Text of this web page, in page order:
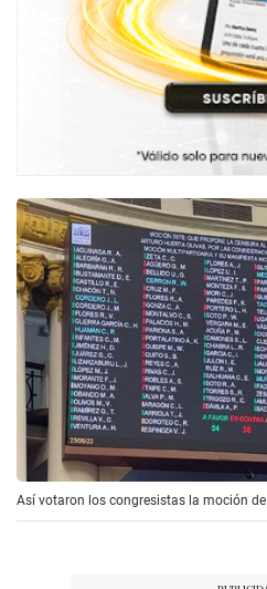
Así votaron los congresistas la moción